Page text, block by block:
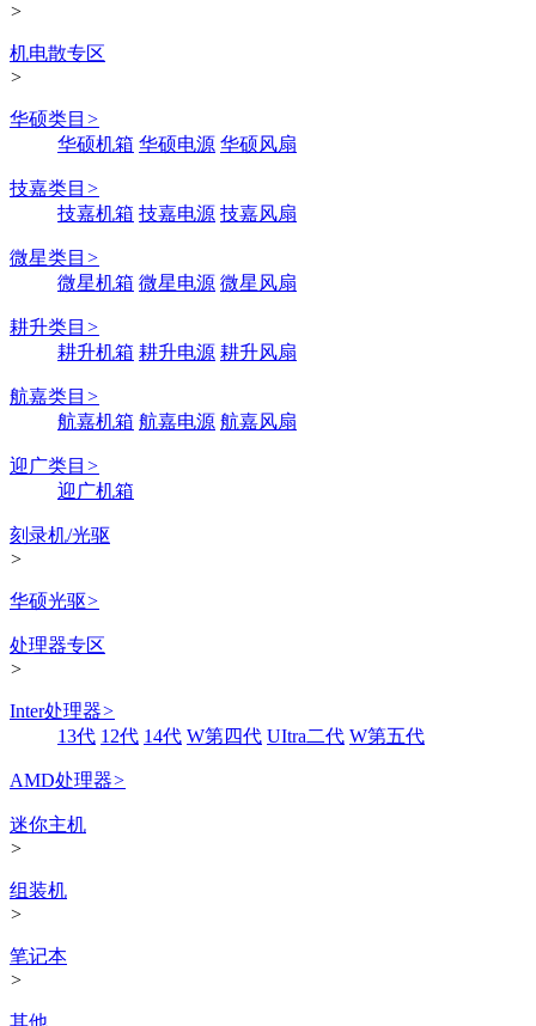
>
机电散专区
>
华硕类目 >
华硕机箱 华硕电源 华硕风扇
技嘉类目 >
技嘉机箱 技嘉电源 技嘉风扇
微星类目 >
微星机箱 微星电源 微星风扇
耕升类目 >
耕升机箱 耕升电源 耕升风扇
航嘉类目 >
航嘉机箱 航嘉电源 航嘉风扇
迎广类目 >
迎广机箱
刻录机/光驱
>
华硕光驱>
处理器专区
>
Inter处理器>
13代 12代 14代 W第四代 UItra二代 W第五代
AMD处理器>
迷你主机
>
组装机
>
笔记本
>